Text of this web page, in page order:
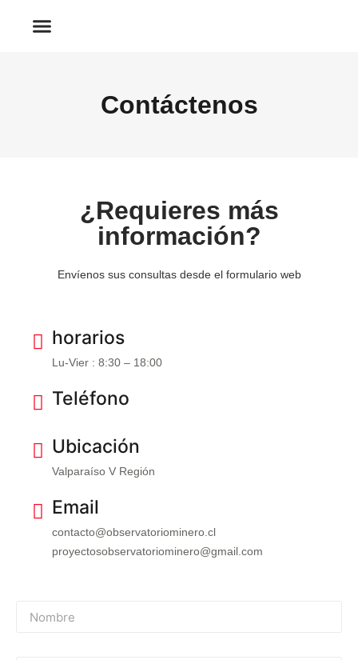
Contáctenos
¿Requieres más
información?
Envíenos sus consultas desde el formulario web
horarios
Lu-Vier : 8:30 – 18:00
Teléfono
Ubicación
Valparaíso V Región
Email
contacto@observatoriominero.cl
proyectosobservatoriominero@gmail.com